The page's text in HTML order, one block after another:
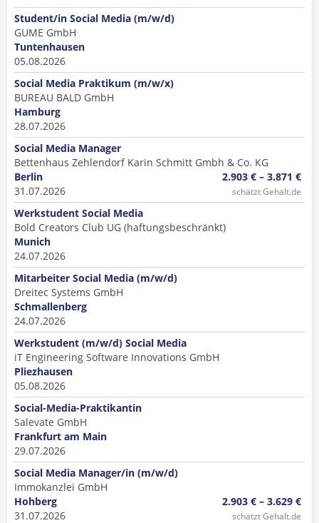
Student/in Social Media (m/w/d)
GUME GmbH
Tuntenhausen
05.08.2026
Social Media Praktikum (m/w/x)
BUREAU BALD GmbH
Hamburg
28.07.2026
Social Media Manager
Bettenhaus Zehlendorf Karin Schmitt Gmbh & Co. KG
Berlin
31.07.2026
2.903 € – 3.871 €
schätzt Gehalt.de
Werkstudent Social Media
Bold Creators Club UG (haftungsbeschränkt)
Munich
24.07.2026
Mitarbeiter Social Media (m/w/d)
Dreitec Systems GmbH
Schmallenberg
24.07.2026
Werkstudent (m/w/d) Social Media
iT Engineering Software Innovations GmbH
Pliezhausen
05.08.2026
Social-Media-Praktikantin
Salevate GmbH
Frankfurt am Main
29.07.2026
Social Media Manager/in (m/w/d)
Immokanzlei GmbH
Hohberg
31.07.2026
2.903 € – 3.629 €
schätzt Gehalt.de